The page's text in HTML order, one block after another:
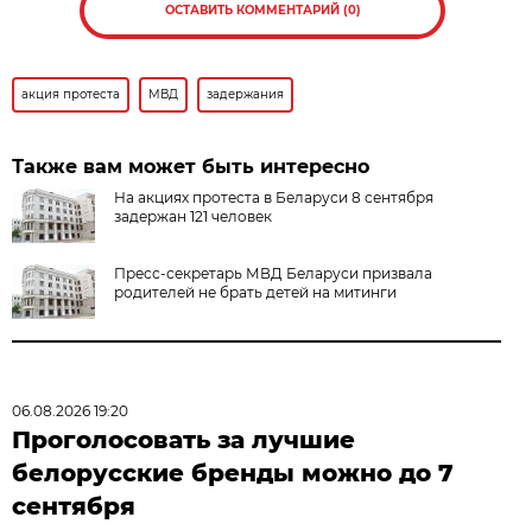
ОСТАВИТЬ КОММЕНТАРИЙ (0)
акция протеста МВД задержания
Также вам может быть интересно
На акциях протеста в Беларуси 8 сентября
задержан 121 человек
Пресс-секретарь МВД Беларуси призвала
родителей не брать детей на митинги
06.08.2026 19:20
Проголосовать за лучшие
белорусские бренды можно до 7
сентября